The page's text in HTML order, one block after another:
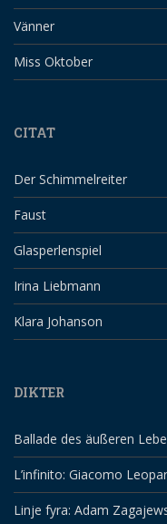
Vänner
Miss Oktober
CITAT
Der Schimmelreiter
Faust
Glasperlenspiel
Irina Liebmann
Klara Johanson
DIKTER
Ballade des äußeren
L’infinito: Giacomo
Linje fyra: Adam